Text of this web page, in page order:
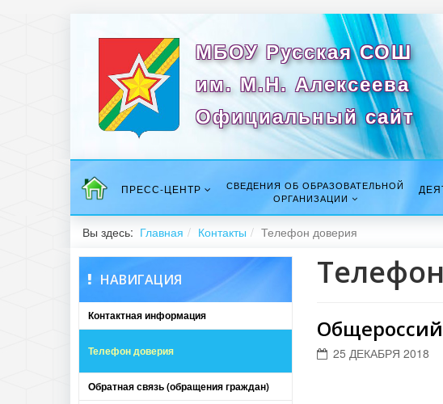
МБОУ Русская СОШ
им. М.Н. Алексеева
Официальный сайт
ПРЕСС-ЦЕНТР
СВЕДЕНИЯ ОБ ОБРАЗОВАТЕЛЬНОЙ
ОРГАНИЗАЦИИ
Вы здесь: Главная Контакты Телефон доверия
НАВИГАЦИЯ
Контактная информация
Телефон доверия
Обратная связь (обращения граждан)
25 ДЕКАБРЯ 2018